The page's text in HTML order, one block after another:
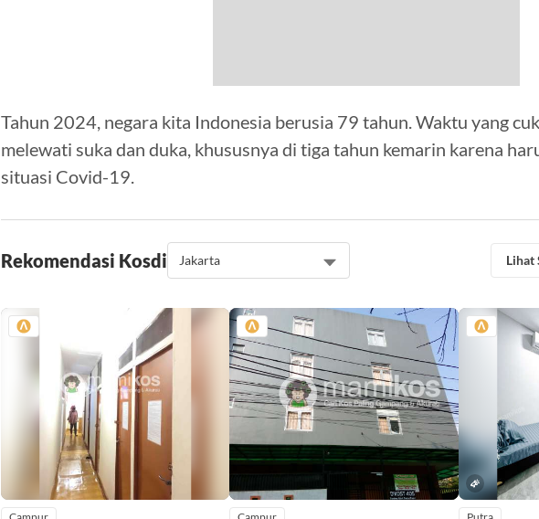
Tahun 2024, negara kita Indonesia berusia 79 tahun. Waktu yang
melewati suka dan duka, khususnya di tiga tahun kemarin karena
situasi Covid-19.
Rekomendasi Kosdi Lihat